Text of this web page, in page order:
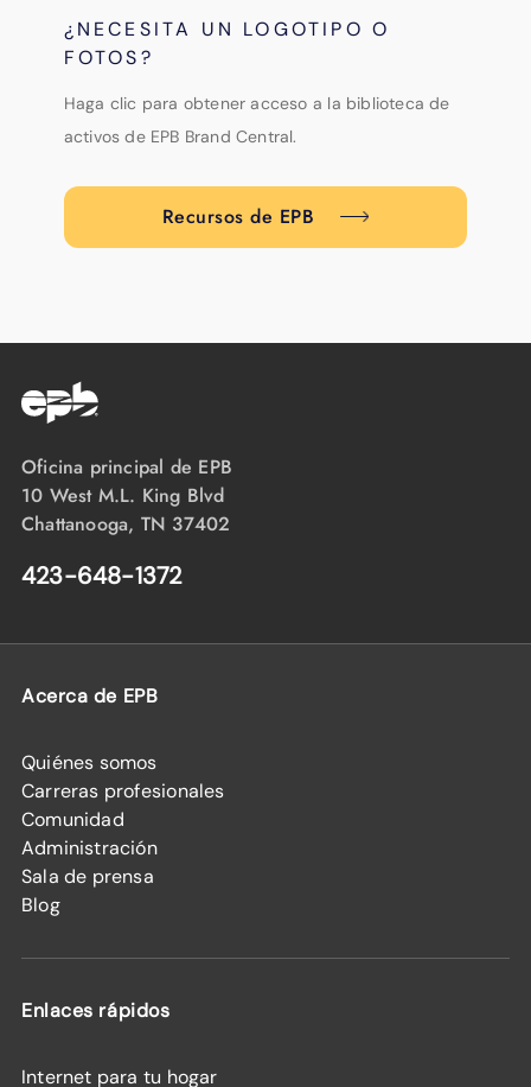
¿NECESITA UN LOGOTIPO O
FOTOS?
Haga clic para obtener acceso a la biblioteca de
activos de EPB Brand Central.
Recursos de EPB
Oficina principal de EPB
10 West M.L. King Blvd
Chattanooga, TN 37402
423-648-1372
Acerca de EPB
Quiénes somos
Carreras profesionales
Comunidad
Administración
Sala de prensa
Blog
Enlaces rápidos
Internet para tu hogar